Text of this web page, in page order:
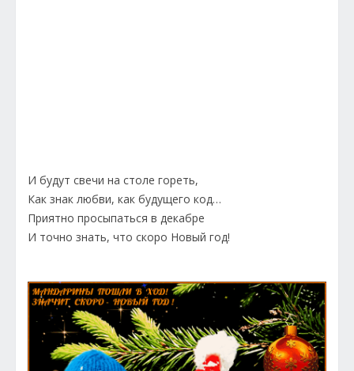
И будут свечи на столе гореть,
Как знак любви, как будущего код…
Приятно просыпаться в декабре
И точно знать, что скоро Новый год!